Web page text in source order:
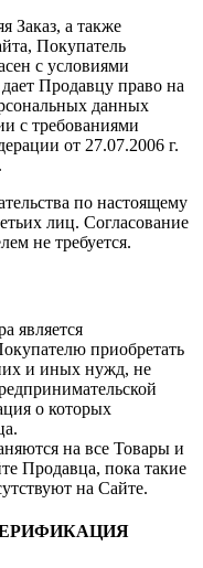
Заказ, а также
Покупатель
с условиями
Продавцу право на
данных
с требованиями
от 27.07.2006 г.
по настоящему
лиц. Согласование
не требуется.
является
приобретать
и иных нужд, не
о которых
на все Товары и
Продавца, пока такие
на Сайте.